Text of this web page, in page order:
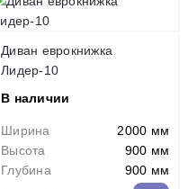
Диван еврокнижка
Лидер-10
В наличии
Ширина
2000 мм
Высота
900 мм
Глубина
900 мм